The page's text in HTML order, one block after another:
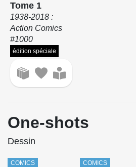
Tome 1
1938-2018 :
Action Comics
#1000
édition spéciale
One-shots
Dessin
COMICS COMICS